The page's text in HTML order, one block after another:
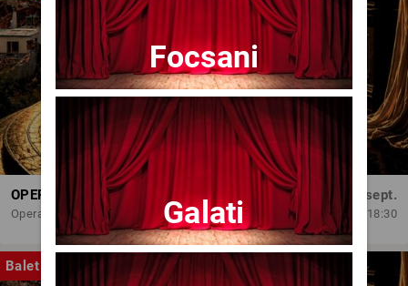
OPERA BRAȘOV ESTIVAL – SEARĂ DE OPERĂ – CONCERT EXTRAORDINAR
Opera Brasov
Sâm, 5 sept.
18:30
Balet
Focsani
Galati